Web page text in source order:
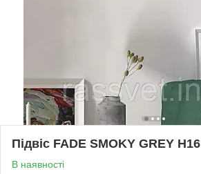
Підвіс FADE SMOKY GREY H16
В наявності